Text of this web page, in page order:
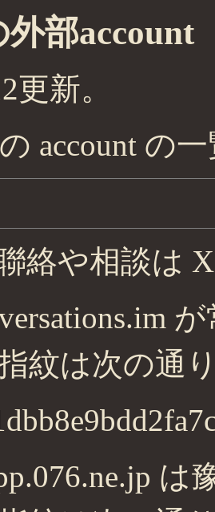
部account
更新。
account の
絡や相談は
紋は次の通
は